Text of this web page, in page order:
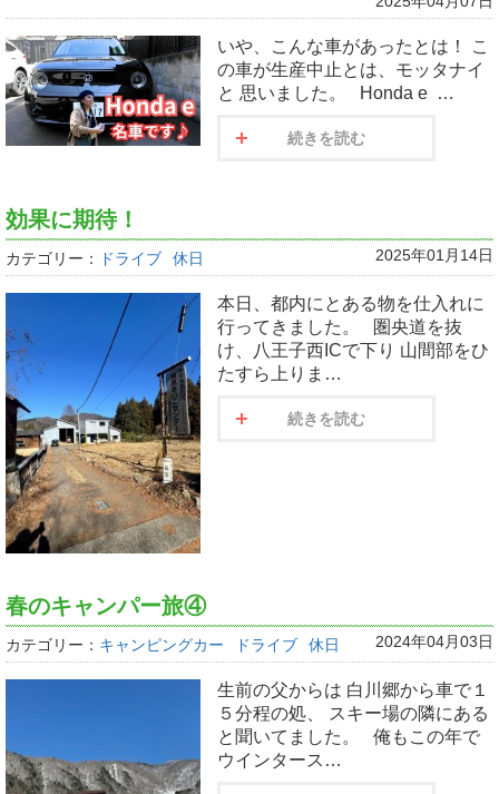
いや、こんな車があったとは！ こ
の車が生産中止とは、モッタナイ
と 思いました。 Honda e …
続きを読む
効果に期待！
カテゴリー： ドライブ 休日 2025年01月14日
本日、都内にとある物を仕入れに
行ってきました。 圏央道を抜
け、八王子西ICで下り 山間部をひ
たすら上りま…
続きを読む
春のキャンパー旅④
カテゴリー： キャンピングカー ドライブ 休日 2024年04月03日
生前の父からは 白川郷から車で１
５分程の処、 スキー場の隣にある
と聞いてました。 俺もこの年で
ウインタース…